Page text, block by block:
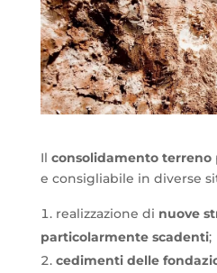
Il consolidamento terreno
e consigliabile in diverse
realizzazione di nuove
particolarmente scadenti;
cedimenti delle